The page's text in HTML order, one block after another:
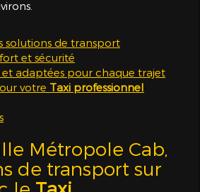
solutions de transport
et sécurité
et adaptées pour chaque trajet
votre Taxi professionnel
Métropole Cab,
de transport sur